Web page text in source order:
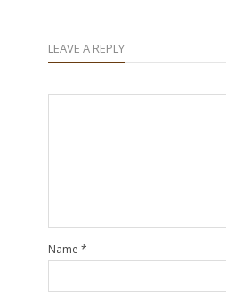
LEAVE A REPLY
Name *